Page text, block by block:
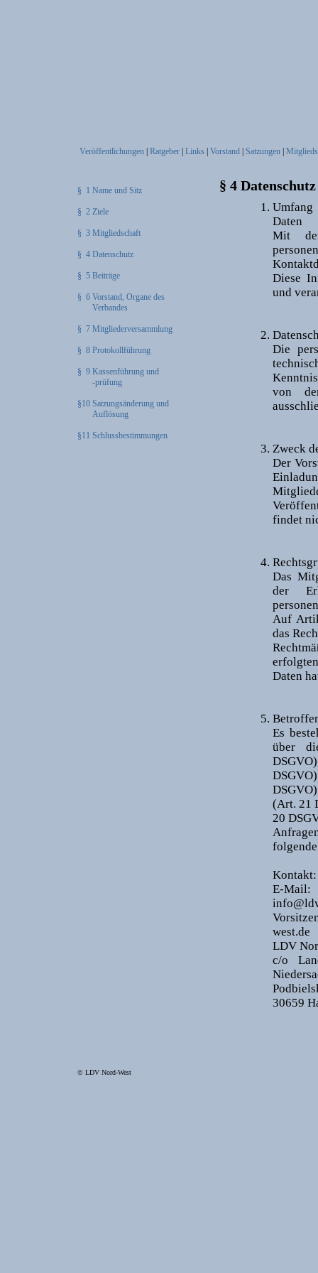
Veröffentlichungen Ratgeber Links Vorstand Satzungen
§ 1 Name und Sitz
§ 2 Ziele
§ 3 Mitgliedschaft
§ 4 Datenschutz
§ 5 Beiträge
§ 6 Vorstand, Organe des
Verbandes
§ 7 Mitgliederversammlung
§ 8 Protokollführung
§ 9 Kassenführung und
-prüfung
§10 Satzungsänderung und
Auflösung
§11 Schlussbestimmungen
§ 4 Datenschutz
Daten
Mit
Diese
und
Die
von
Zweck
Der
findet
Das
der
Auf
das
Daten
Es
über
(Art. 21
20
Kontakt:
E-Mail:
west.de
LDV
c/o
30659
© LDV Nord-West